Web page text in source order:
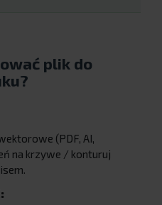
plik do
(PDF, AI,
na krzywe / konturuj